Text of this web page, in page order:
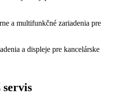
a multifunkčné zariadenia pre
a displeje pre kancelárske